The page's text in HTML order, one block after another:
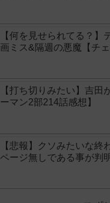
【何を見せられてる？
画ミス&隔週の悪魔【チ
【打ち切りみたい】吉
ーマン2部214話感想】
【悲報】クソみたいな
ページ無しである事が判